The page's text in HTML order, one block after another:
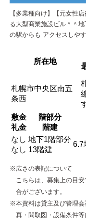
【多業種向け】【元女性
る大型商業施設ビル＾＾
の駅からも アクセスしや
所在地
札幌市中央区南五
条西
敷金
礼金
階部分
階建
なし
なし
地下1階部分
13階建
6.7
※広さの表記について
こちらは、募集上の目
合がございます。
※本資料は貸主及び管理
真・間取図・設備条件